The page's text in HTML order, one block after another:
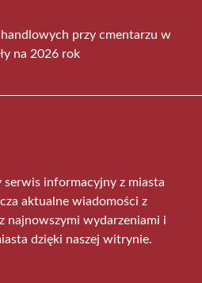
przy cmentarzu w
na 2026 rok
informacyjny z miasta
aktualne wiadomości z
najnowszymi wydarzeniami i
dzięki naszej witrynie.